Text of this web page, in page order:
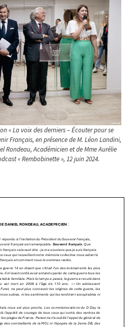
« La voix des derniers – Écouter pour se
Français, en présence de M. Léon Landini,
Rondeau, Académicien et de Mme Aurélie
« Rembobinette », 12 juin 2024.